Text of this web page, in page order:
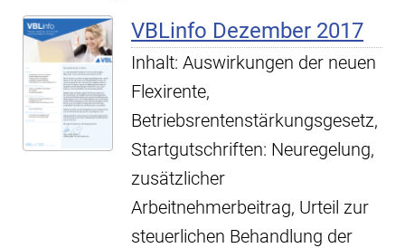
VBLinfo Dezember 2017
Inhalt: Auswirkungen der neuen
Flexirente,
Betriebsrentenstärkungsgesetz,
Startgutschriften: Neuregelung,
zusätzlicher
Arbeitnehmerbeitrag, Urteil zur
steuerlichen Behandlung der